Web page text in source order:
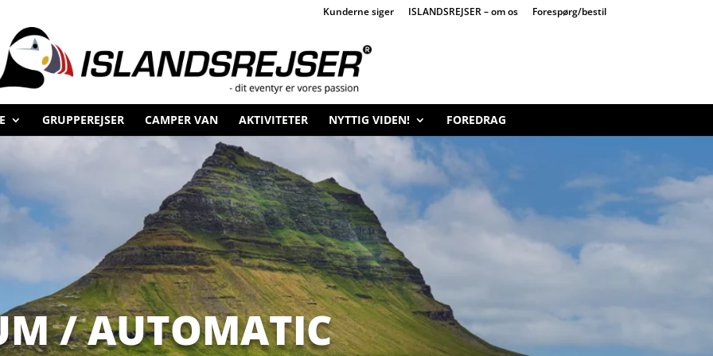
Kunderne siger ISLANDSREJSER – om os Forespørg/bestil
GRUPPEREJSER CAMPER VAN AKTIVITETER NYTTIG VIDEN! FOREDRAG
/ AUTOMATIC
×
OPLEVELSERNE STARTER ALLEREDE I DANMARK!
_______________________________
Kom til vores gratis rejseforedrag (med tid til spørgsmål) og
oplev storslåedeISLAND, fortalt med vores egne fotos og video.
her hos os er fordragsholder – og hendes store viden om
Island krydres på spændende visuel vis.
Vi byder påkaffe m. cookies – og en “goodiebag”
vores profilmagasin + logo-halsedisse.